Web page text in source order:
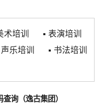
术培训 ▪ 表演培训
声乐培训 ▪ 书法培训
询（逸古集团）